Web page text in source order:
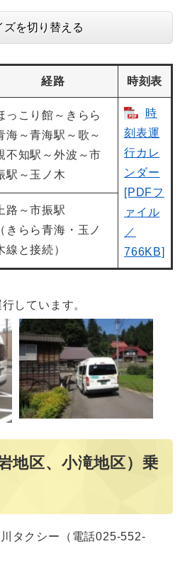
ズを切り替える
経路 時刻表
っこり館～きらら
海～青海駅～歌～
不知駅～外波～市
駅～玉ノ木
時
刻表運
行カレ
ンダー
[PDFフ
ァイル
／
766KB]
上路～市振駅
（きらら青海・玉ノ
線と接続）
しています。
地区、小滝地区）乗
タクシー（電話025-552-